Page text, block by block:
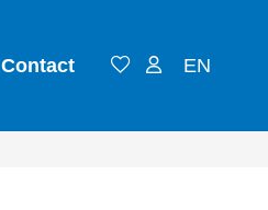
Contact EN